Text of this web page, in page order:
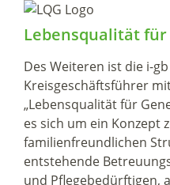
Lebensqualität
Des Weiteren ist die i-
Kreisgeschäftsführer
„Lebensqualität für
es sich um ein Konzept
familienfreundlichen
entstehende
und Pflegebedürftigen,